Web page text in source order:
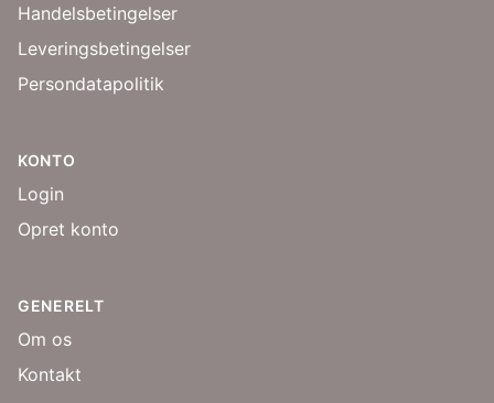
Handelsbetingelser
Leveringsbetingelser
Persondatapolitik
KONTO
Login
Opret konto
GENERELT
Om os
Kontakt